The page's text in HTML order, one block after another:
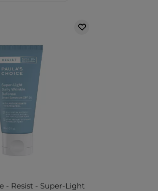
- Resist - Super-Light